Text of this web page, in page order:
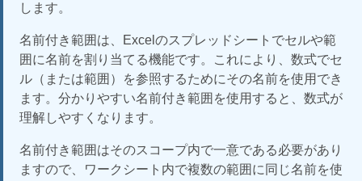
します。
名前付き範囲は、Excelのスプレッドシートでセルや範
囲に名前を割り当てる機能です。これにより、数式でセ
ル（または範囲）を参照するためにその名前を使用でき
ます。分かりやすい名前付き範囲を使用すると、数式が
理解しやすくなります。
名前付き範囲はそのスコープ内で一意である必要があり
ますので、ワークシート内で複数の範囲に同じ名前を使